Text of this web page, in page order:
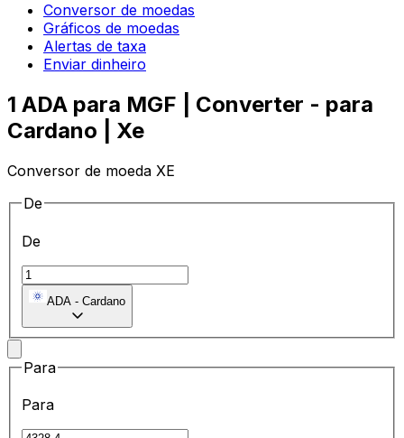
Conversor de moedas
Gráficos de moedas
Alertas de taxa
Enviar dinheiro
1 ADA para MGF | Converter - para
Cardano | Xe
Conversor de moeda XE
De
De
ADA - Cardano
Para
Para